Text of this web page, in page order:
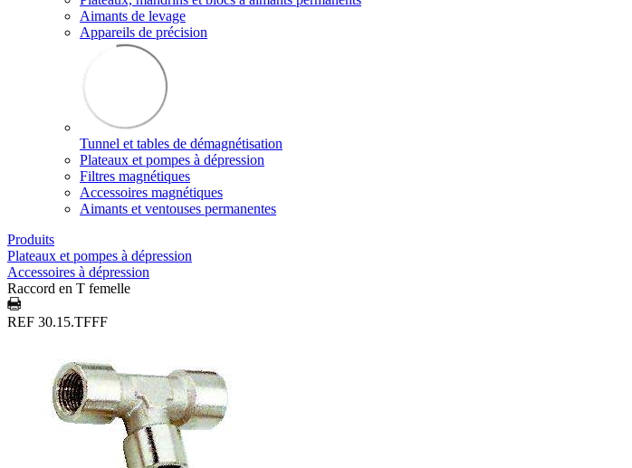
Aimants de levage
Appareils de précision
Tunnel et tables de démagnétisation
Plateaux et pompes à dépression
Filtres magnétiques
Accessoires magnétiques
Aimants et ventouses permanentes
Produits
Plateaux et pompes à dépression
Accessoires à dépression
Raccord en T femelle
REF 30.15.TFFF